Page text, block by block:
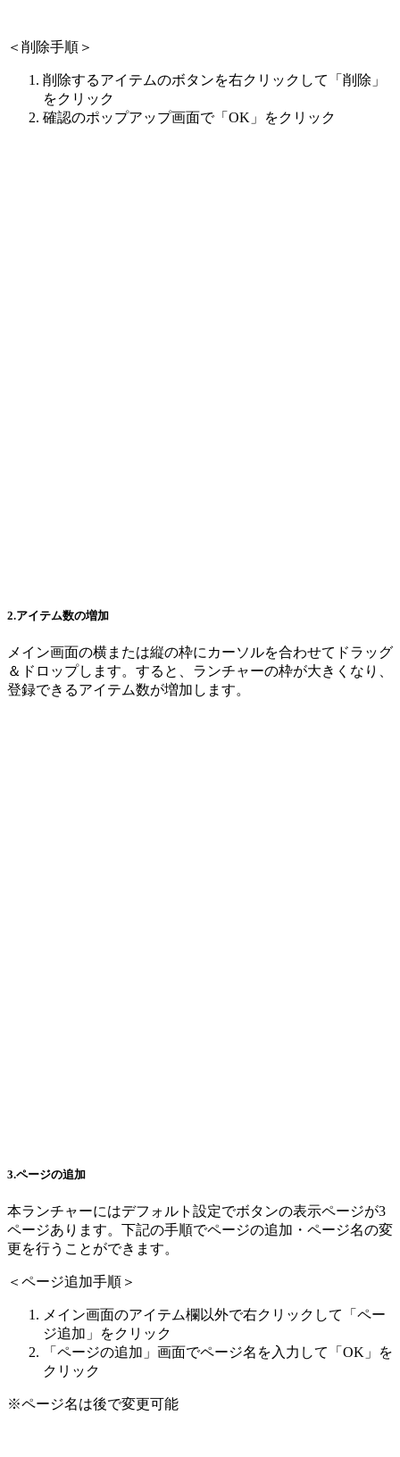
＜削除手順＞
削除するアイテムのボタンを右クリックして「削除」
をクリック
確認のポップアップ画面で「OK」をクリック
2.アイテム数の増加
メイン画面の横または縦の枠にカーソルを合わせてドラッグ
＆ドロップします。すると、ランチャーの枠が大きくなり、
登録できるアイテム数が増加します。
3.ページの追加
本ランチャーにはデフォルト設定でボタンの表示ページが3
ページあります。下記の手順でページの追加・ページ名の変
更を行うことができます。
＜ページ追加手順＞
メイン画面のアイテム欄以外で右クリックして「ペー
ジ追加」をクリック
「ページの追加」画面でページ名を入力して「OK」を
クリック
※ページ名は後で変更可能